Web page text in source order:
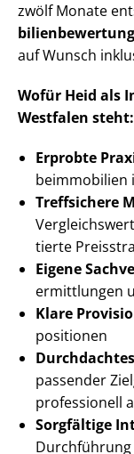
zwölf Monate
auf Wunsch
Wofür Heid als
Westfalen steht:
Erprobte
be­im­mo­bi­li­en
Treffsichere
tier­te
Eigene
ermitt­lun­gen
Klare
po­si­tio­nen
passender
professionell
Sorgfältige
Durchführung